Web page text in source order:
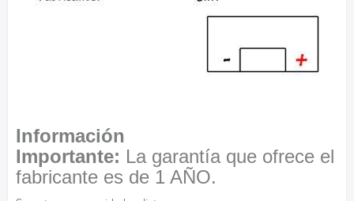
Información
Importante: La garantía que ofrece el
fabricante es de 1 AÑO.